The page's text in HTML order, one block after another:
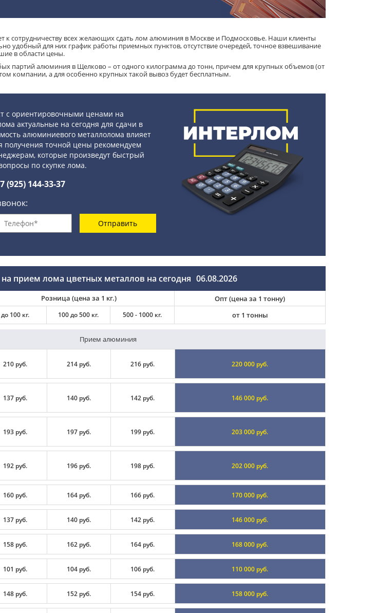
к сотрудничеству всех желающих сдать лом алюминия в Москве и Подмосковье. Наши клиенты
удобный для них график работы приемных пунктов, отсутствие очередей, точное взвешивание
в области цены.
партий алюминия в Щелково – от одного килограмма до тонн, причем для крупных объемов (от
компании, а для особенно крупных такой вывоз будет бесплатным.
с ориентировочными ценами на
актуальные на сегодня для сдачи в
алюминиевого металлолома влияет
получения точной цены рекомендуем
которые произведут быстрый
по скупке лома.
(925) 144-33-37
Отправить
прием лома цветных металлов на сегодня 06.08.2026
Розница (цена за 1 кг.)
до 100 кг. 100 до 500 кг. 500 - 1000 кг.
Опт (цена за 1 тонну)
от 1 тонны
Прием алюминия
210 руб. 214 руб. 216 руб. 220 000 руб.
137 руб. 140 руб. 142 руб. 146 000 руб.
193 руб. 197 руб. 199 руб. 203 000 руб.
192 руб. 196 руб. 198 руб. 202 000 руб.
160 руб. 164 руб. 166 руб. 170 000 руб.
137 руб. 140 руб. 142 руб. 146 000 руб.
158 руб. 162 руб. 164 руб. 168 000 руб.
101 руб. 104 руб. 106 руб. 110 000 руб.
148 руб. 152 руб. 154 руб. 158 000 руб.